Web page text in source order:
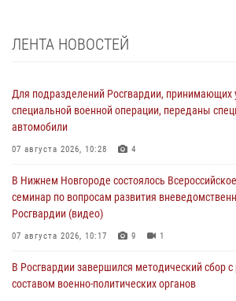
ЛЕНТА НОВОСТЕЙ
Для подразделений Росгвардии, принимающих
специальной военной операции, переданы
автомобили
07 августа 2026, 10:28 4
В Нижнем Новгороде состоялось
семинар по вопросам развития
Росгвардии (видео)
07 августа 2026, 10:17 9 1
В Росгвардии завершился методический сбор
составом военно-политических органов